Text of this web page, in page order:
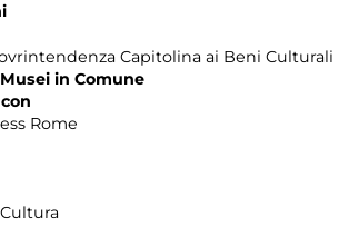
Capitolina ai Beni Culturali
in Comune
Rome